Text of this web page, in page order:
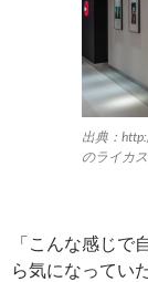
出典：
のライカ
「こんな感じ
ら気になってい